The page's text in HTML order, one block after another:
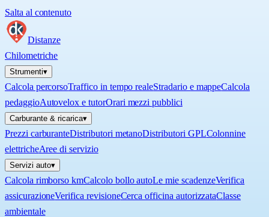
Salta al contenuto
Distanze
Chilometriche
Strumenti▾
Calcola percorsoTraffico in tempo realeStradario e mappeCalcola
pedaggioAutovelox e tutorOrari mezzi pubblici
Carburante & ricarica▾
Prezzi carburanteDistributori metanoDistributori GPLColonnine
elettricheAree di servizio
Servizi auto▾
Calcola rimborso kmCalcolo bollo autoLe mie scadenzeVerifica
assicurazioneVerifica revisioneCerca officina autorizzataClasse
ambientale